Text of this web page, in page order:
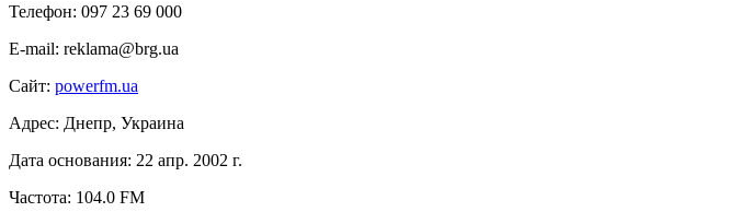
Телефон: 097 23 69 000
E-mail: reklama@brg.ua
Сайт: powerfm.ua
Адрес: Днепр, Украина
Дата основания: 22 апр. 2002 г.
Частота: 104.0 FM